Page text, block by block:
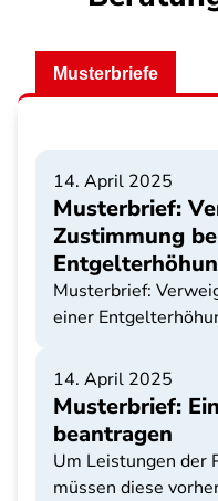
Musterbriefe
14. April 2025
Musterbrief:
Zustimmung
Musterbrief:
einer
14. April 2025
Musterbrief:
beantragen
Um Leistungen der
müssen diese